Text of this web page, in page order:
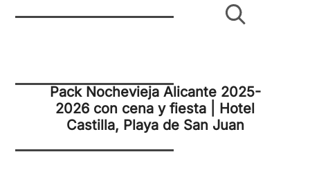
Pack Nochevieja Alicante 2025-
2026 con cena y fiesta | Hotel
Castilla, Playa de San Juan